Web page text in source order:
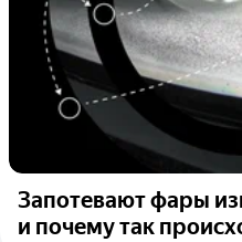
Запотевают фары
и почему так